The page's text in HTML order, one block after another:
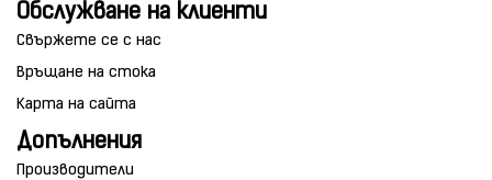
Обслужване на клиенти
Свържете се с нас
Връщане на стока
Карта на сайта
Допълнения
Производители